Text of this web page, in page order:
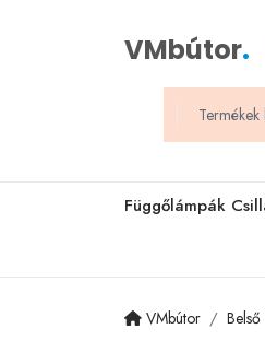
VMbútor.
Függőlámpák
VMbútor